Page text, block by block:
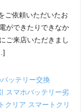
ご依頼いただいたお
ができたりできなか
ご来店いただきまし
ッテリー交換
スマホバッテリー劣
クリア スマートクリ